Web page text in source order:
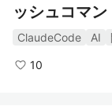
ッシュコマ
ClaudeCode AI
10